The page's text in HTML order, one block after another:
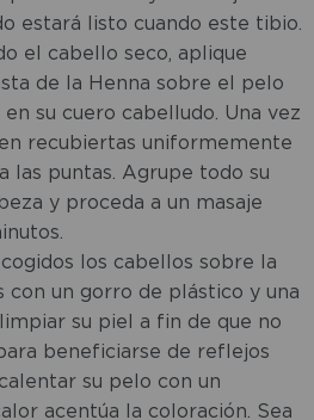
estará listo cuando este tibio.
el cabello seco, aplique
de la Henna sobre el pelo
su cuero cabelludo. Una vez
recubiertas uniformemente
las puntas. Agrupe todo su
y proceda a un masaje
los cabellos sobre la
con un gorro de plástico y una
su piel a fin de que no
beneficiarse de reflejos
su pelo con un
acentúa la coloración. Sea